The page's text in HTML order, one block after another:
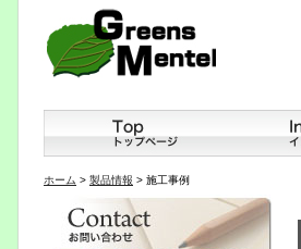
ホーム > 製品情報 > 施工事例